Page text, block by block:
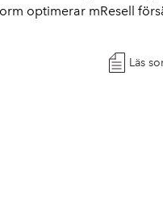
optimerar mResell
Läs